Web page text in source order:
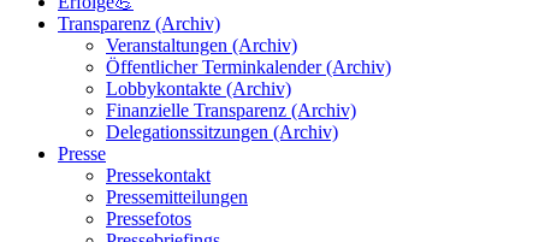
Transparenz (Archiv)
Veranstaltungen (Archiv)
Öffentlicher Terminkalender (Archiv)
Lobbykontakte (Archiv)
Finanzielle Transparenz (Archiv)
Delegationssitzungen (Archiv)
Presse
Pressekontakt
Pressemitteilungen
Pressefotos